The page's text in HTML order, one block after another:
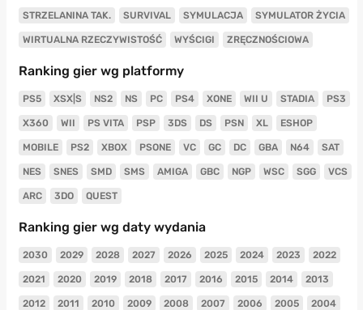
STRZELANINA TAK. SURVIVAL SYMULACJA SYMULATOR ŻYCIA
WIRTUALNA RZECZYWISTOŚĆ WYŚCIGI ZRĘCZNOŚCIOWA
Ranking gier wg platformy
PS5 XSX|S NS2 NS PC PS4 XONE WII U STADIA PS3
X360 WII PS VITA PSP 3DS DS PSN XL ESHOP
MOBILE PS2 XBOX PSONE VC GC DC GBA N64 SAT
NES SNES SMD SMS AMIGA GBC NGP WSC SGG VCS
ARC 3DO QUEST
Ranking gier wg daty wydania
2030 2029 2028 2027 2026 2025 2024 2023 2022
2021 2020 2019 2018 2017 2016 2015 2014 2013
2012 2011 2010 2009 2008 2007 2006 2005 2004